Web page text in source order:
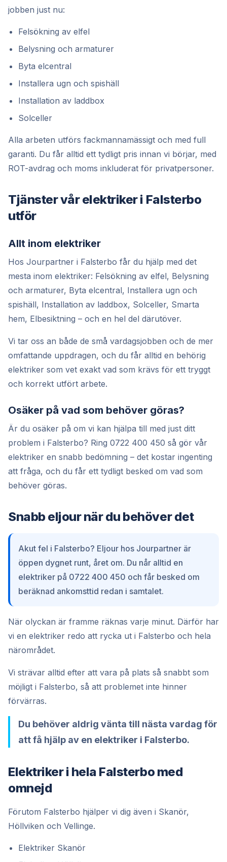
jobben just nu:
Felsökning av elfel
Belysning och armaturer
Byta elcentral
Installera ugn och spishäll
Installation av laddbox
Solceller
Alla arbeten utförs fackmannamässigt och med full
garanti. Du får alltid ett tydligt pris innan vi börjar, med
ROT-avdrag och moms inkluderat för privatpersoner.
Tjänster vår elektriker i Falsterbo
utför
Allt inom elektriker
Hos Jourpartner i Falsterbo får du hjälp med det
mesta inom elektriker: Felsökning av elfel, Belysning
och armaturer, Byta elcentral, Installera ugn och
spishäll, Installation av laddbox, Solceller, Smarta
hem, Elbesiktning – och en hel del därutöver.
Vi tar oss an både de små vardagsjobben och de mer
omfattande uppdragen, och du får alltid en behörig
elektriker som vet exakt vad som krävs för ett tryggt
och korrekt utfört arbete.
Osäker på vad som behöver göras?
Är du osäker på om vi kan hjälpa till med just ditt
problem i Falsterbo? Ring 0722 400 450 så gör vår
elektriker en snabb bedömning – det kostar ingenting
att fråga, och du får ett tydligt besked om vad som
behöver göras.
Snabb eljour när du behöver det
Akut fel i Falsterbo? Eljour hos Jourpartner är
öppen dygnet runt, året om. Du når alltid en
elektriker på 0722 400 450 och får besked om
beräknad ankomsttid redan i samtalet.
När olyckan är framme räknas varje minut. Därför har
vi en elektriker redo att rycka ut i Falsterbo och hela
närområdet.
Vi strävar alltid efter att vara på plats så snabbt som
möjligt i Falsterbo, så att problemet inte hinner
förvärras.
Du behöver aldrig vänta till nästa vardag för
att få hjälp av en elektriker i Falsterbo.
Elektriker i hela Falsterbo med
omnejd
Förutom Falsterbo hjälper vi dig även i Skanör,
Höllviken och Vellinge.
Elektriker Skanör